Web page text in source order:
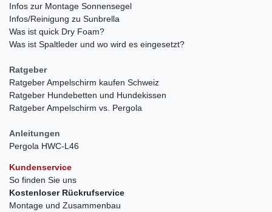
Infos zur Montage Sonnensegel
Infos/Reinigung zu Sunbrella
Was ist quick Dry Foam?
Was ist Spaltleder und wo wird es eingesetzt?
Ratgeber
Ratgeber Ampelschirm kaufen Schweiz
Ratgeber Hundebetten und Hundekissen
Ratgeber Ampelschirm vs. Pergola
Anleitungen
Pergola HWC-L46
Kundenservice
So finden Sie uns
Kostenloser Rückrufservice
Montage und Zusammenbau